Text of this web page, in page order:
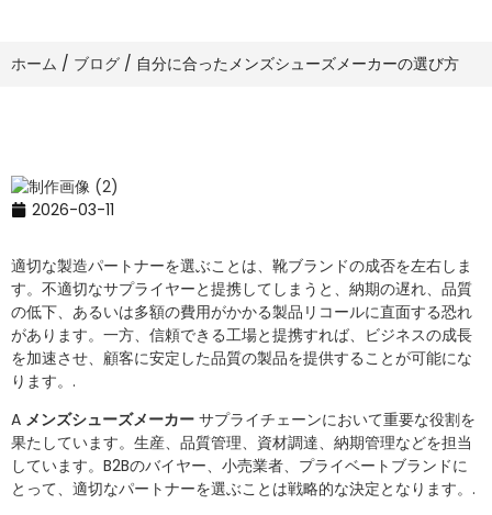
ホーム / ブログ / 自分に合ったメンズシューズメーカーの選び方
2026-03-11
適切な製造パートナーを選ぶことは、靴ブランドの成否を左右しま
す。不適切なサプライヤーと提携してしまうと、納期の遅れ、品質
の低下、あるいは多額の費用がかかる製品リコールに直面する恐れ
があります。一方、信頼できる工場と提携すれば、ビジネスの成長
を加速させ、顧客に安定した品質の製品を提供することが可能にな
ります。.
A メンズシューズメーカー サプライチェーンにおいて重要な役割を
果たしています。生産、品質管理、資材調達、納期管理などを担当
しています。B2Bのバイヤー、小売業者、プライベートブランドに
とって、適切なパートナーを選ぶことは戦略的な決定となります。.